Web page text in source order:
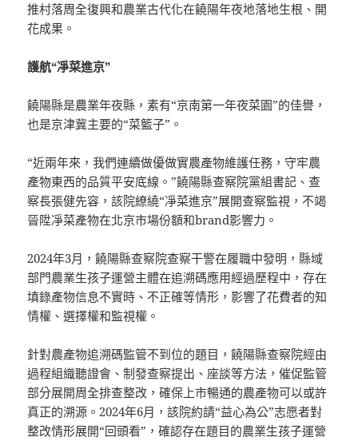
推村落周全復興和農業古代化在饒陽年夜地落地生根、開
花成果。
護航“凈菜進京”
饒陽縣是農業年夜縣，素有“京南第一年夜菜園”的佳譽，
也是京津冀主要的“菜籃子”。
“近兩年來，我們連續做優做實農產物維護任務，守牢農
產物東西的品質平安底線。”饒陽縣查察院黨組書記、查
察長張健先容，該院繚繞“凈菜進京”展開查察監視，不竭
晉陞凈菜產物在北京市場份額和brand影響力。
2024年3月，饒陽縣查察院查察干警在履職中發明，縣域
部門農業生孩子運營主體在追溯碼應用經過歷程中，存在
填錄產物信息不實時、不正確等情形，影響了花費者的知
情權、選擇權和監視權。
針對農產物追溯碼監管不到位的題目，饒陽縣查察院經由
過程組織聽證會、制發查察提出、座談等方法，催促監管
部分展開周全排查整改，確保上市暢通的農產物可以或許
真正的溯源。2024年6月，該院約請“益心為公”志愿者對
整改情形展開“回頭看”，確認存在題目的農業生孩子運營